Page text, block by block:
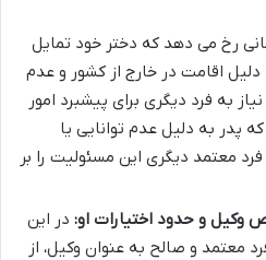
رخ می دهد که دختر خود تمایل
دلیل اقامت در خارج از کشور و عدم
به فرد دیگری برای پیشبرد امور
پدر به دلیل عدم توانایی یا
معتمد دیگری این مسئولیت را بر
و حدود اختیارات او: در این
معتمد و صالح به عنوان وکیل، از